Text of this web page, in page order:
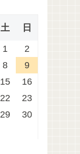
土 日
1
2
8
9
15
16
22
23
29
30